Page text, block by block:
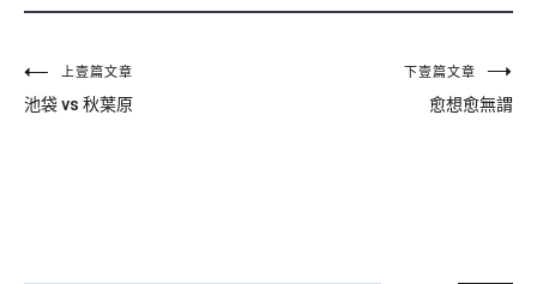
文
章
上壹篇文章
池袋 vs 秋葉原
下壹篇文章
愈想愈無謂